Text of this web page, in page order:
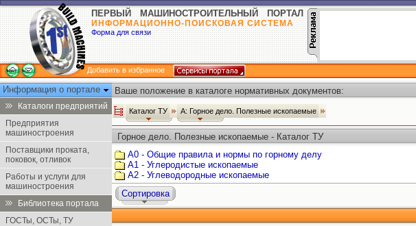
ПЕРВЫЙ МАШИНОСТРОИТЕЛЬНЫЙ ПОРТАЛ
ИНФОРМАЦИОННО-ПОИСКОВАЯ СИСТЕМА
Форма для связи
Добавить в избранное
Информация о портале
Каталоги предприятий
Предприятия
машиностроения
Поставщики проката,
поковок, отливок
Работы и услуги для
машиностроения
Библиотека портала
ГОСТы, ОСТы, ТУ
Ваше положение в каталоге нормативных документов:
Каталог ТУ А: Горное дело. Полезные ископаемые
Горное дело. Полезные ископаемые - Каталог ТУ
А0 - Общие правила и нормы по горному делу
А1 - Углеродистые ископаемые
А2 - Углеводородные ископаемые
Сортировка